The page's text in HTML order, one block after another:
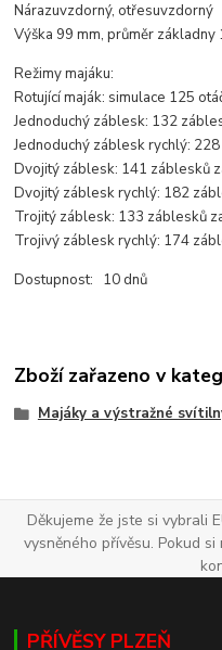
Nárazuvzdorný, otřesuvzdorný
Výška 99 mm, průměr základny
Režimy majáku:
Rotující maják: simulace 125
Jednoduchý záblesk: 132
Jednoduchý záblesk rychlý:
Dvojitý záblesk: 141 záblesků
Dvojitý záblesk rychlý: 182
Trojitý záblesk: 133 záblesků
Trojivý záblesk rychlý: 174
Dostupnost: 10 dnů
Zboží zařazeno v
Majáky a výstražné
Děkujeme že jste si vybrali
vysněného přívěsu. Pokud
PŘÍVĚSY PLZEŇ